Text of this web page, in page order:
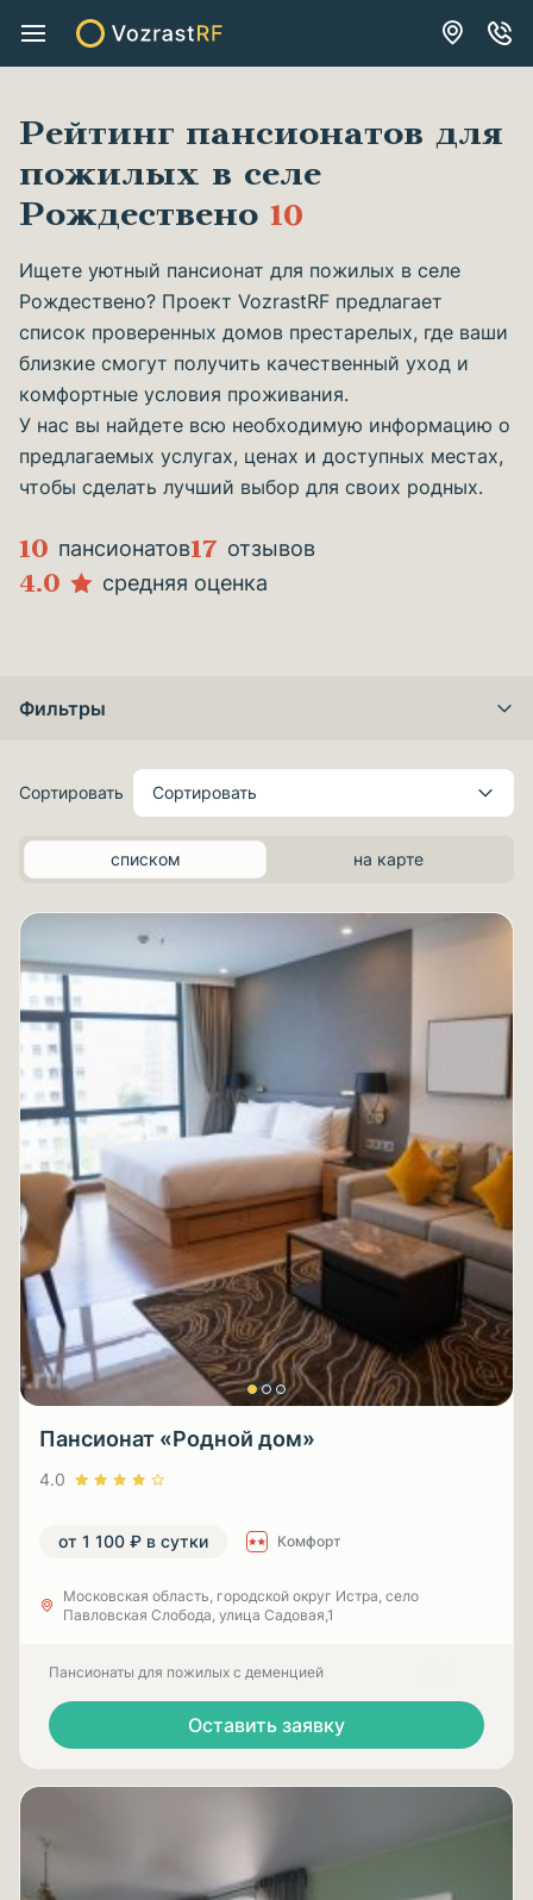
Рейтинг пансионатов для
пожилых в селе
Рождествено 10
Ищете уютный пансионат для пожилых в селе
Рождествено? Проект VozrastRF предлагает
список проверенных домов престарелых, где ваши
близкие смогут получить качественный уход и
комфортные условия проживания.
У нас вы найдете всю необходимую информацию о
предлагаемых услугах, ценах и доступных местах,
чтобы сделать лучший выбор для своих родных.
10 пансионатов17 отзывов
4.0 средняя оценка
Фильтры
Сортировать Сортировать
списком на карте
Пансионат «Родной дом»
4.0
от 1 100 ₽ в сутки Комфорт
Московская область, городской округ Истра, село
Павловская Слобода, улица Садовая,1
Пансионаты для пожилых с деменцией
Оставить заявку